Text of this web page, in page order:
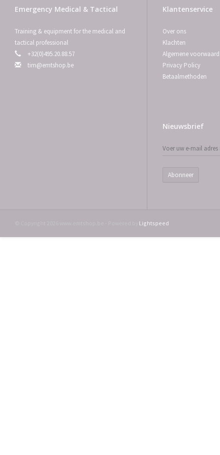
Emergency Medical & Tactical
Training & equipment for the medical and
tactical professional
+32(0)495.20.88.57
tim@emtshop.be
Klantenservice
Over ons
Klachten
Algemene
Privacy Policy
Betaalmethoden
Nieuwsbrief
Abonneer
Lightspeed